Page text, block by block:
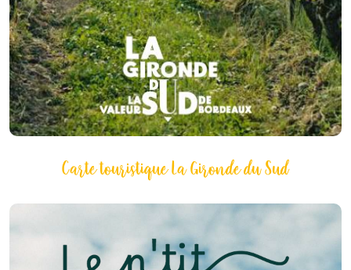
Carte touristique La Gironde du Sud